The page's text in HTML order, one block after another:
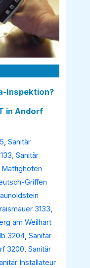
Inspektion?
in Andorf
,Sanitär
,Sanitär
Mattighofen
Griffen
3133,
am Weilhart
3204,Sanitär
3200,Sanitär
Installateur